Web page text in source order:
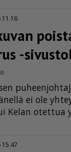
11.16
-
ei ole
Ke­lan
15.47